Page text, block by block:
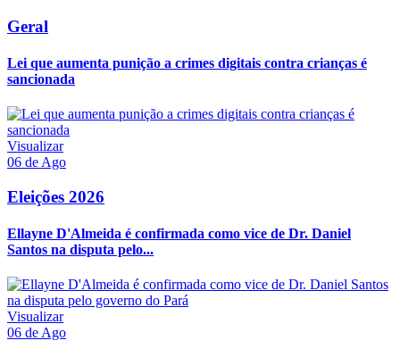
Geral
Lei que aumenta punição a crimes digitais contra crianças é
sancionada
Visualizar
06 de Ago
Eleições 2026
Ellayne D'Almeida é confirmada como vice de Dr. Daniel
Santos na disputa pelo...
Visualizar
06 de Ago